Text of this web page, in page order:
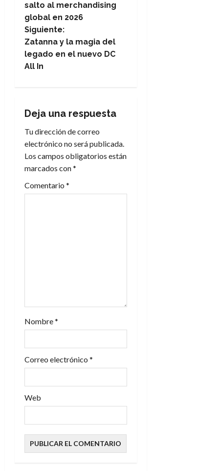
a
v
e
g
c
i
ó
n
d
a
d
a
salto al merchandising
global en 2026
Siguiente:
Zatanna y la magia del
legado en el nuevo DC
All In
Deja una respuesta
Tu dirección de correo
electrónico no será publicada.
Los campos obligatorios están
marcados con*
Comentario *
Nombre*
Correo electrónico *
Web